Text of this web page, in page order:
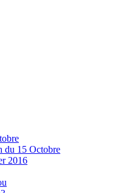
du 15 Octobre
2016